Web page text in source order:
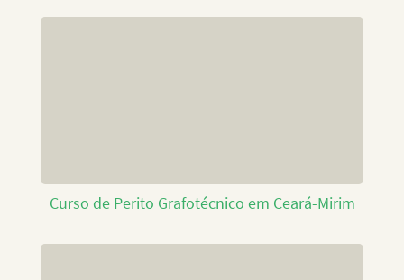
Curso de Perito Grafotécnico em Ceará-Mirim